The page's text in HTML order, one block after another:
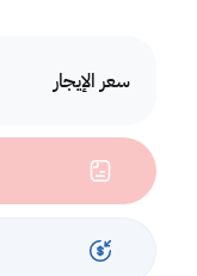
سعر الإيجار